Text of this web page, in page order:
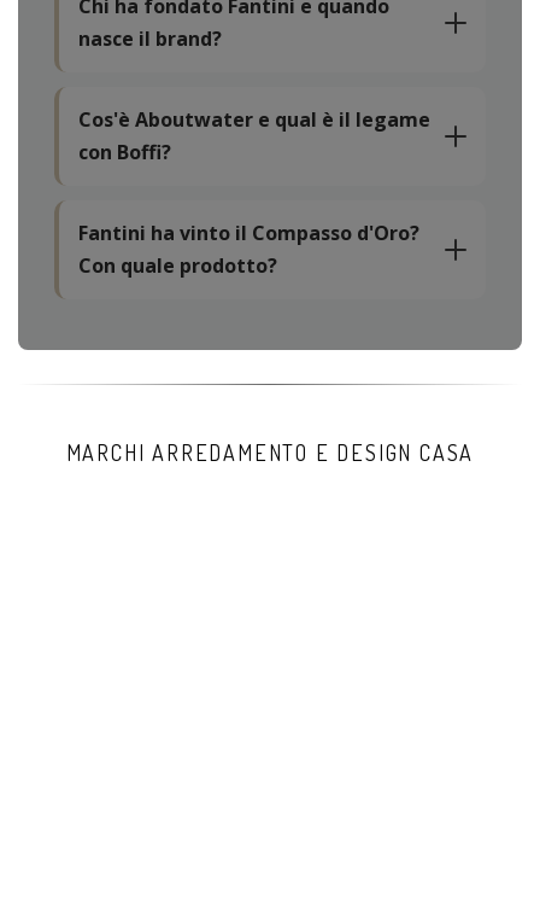
Chi ha fondato Fantini e quando
nasce il brand?
Cos'è Aboutwater e qual è il legame
con Boffi?
Fantini ha vinto il Compasso d'Oro?
Con quale prodotto?
MARCHI ARREDAMENTO E DESIGN CASA